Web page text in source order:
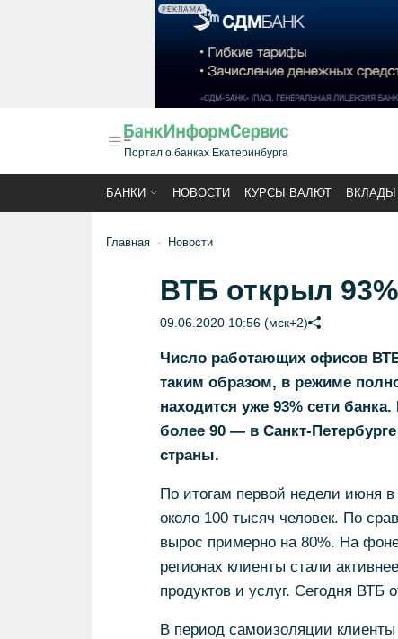
РЕКЛАМА
Портал о банках Екатеринбурга
БАНКИ НОВОСТИ КУРСЫ ВАЛЮТ ВКЛАДЫ
Главная Новости
ВТБ открыл
09.06.2020 10:56 (мск+2)
Число работающих офисов
таким образом, в режиме
находится уже 93% сети
более 90 — в Санкт-
страны.
По итогам первой недели июня
около 100 тысяч человек. По
вырос примерно на 80%. На
регионах клиенты стали
продуктов и услуг. Сегодня ВТБ
В период самоизоляции клиенты